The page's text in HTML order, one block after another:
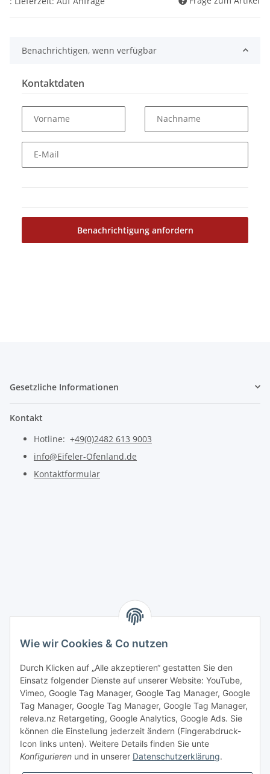
Benachrichtigen, wenn verfügbar
Kontaktdaten
Vorname Nachname
E-Mail
Benachrichtigung anfordern
Gesetzliche Informationen
Kontakt
Hotline: +49(0)2482 613 9003
info@Eifeler-Ofenland.de
Kontaktformular
Wie wir Cookies & Co nutzen
Durch Klicken auf „Alle akzeptieren“ gestatten Sie den
Einsatz folgender Dienste auf unserer Website: YouTube,
Vimeo, Google Tag Manager, Google Tag Manager, Google
Tag Manager, Google Tag Manager, Google Tag Manager,
releva.nz Retargeting, Google Analytics, Google Ads. Sie
können die Einstellung jederzeit ändern (Fingerabdruck-
Icon links unten). Weitere Details finden Sie unte
Konfigurieren und in unserer Datenschutzerklärung.